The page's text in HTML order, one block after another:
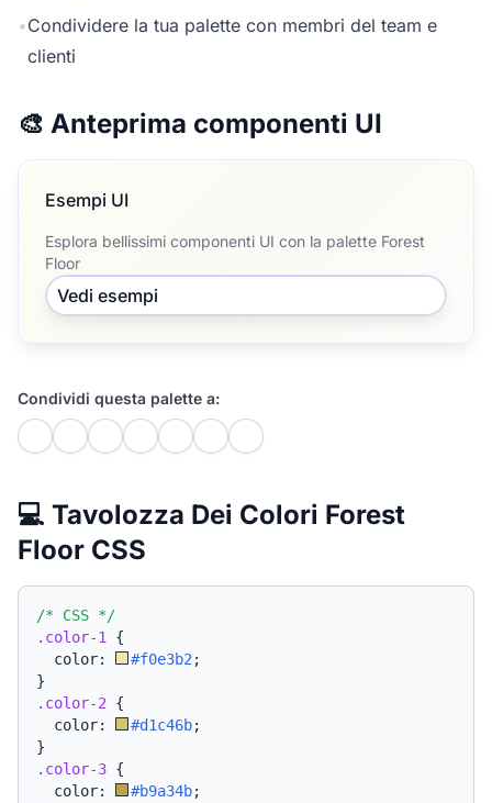
•Condividere la tua palette con membri del team e
clienti
🎨 Anteprima componenti UI
Esempi UI
Esplora bellissimi componenti UI con la palette Forest
Floor
Vedi esempi
Condividi questa palette a:
💻 Tavolozza Dei Colori Forest
Floor CSS
/* CSS */
.color-1
{
  color:
#f0e3b2 ;
}
.color-2 {
  color:
#d1c46b;
}
.color-3 {
  color:
#b9a34b;